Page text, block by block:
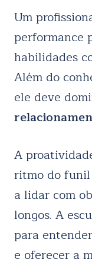
Um
performance
habilidades
Além do
ele deve
A
ritmo do
a lidar com
longos. A
para
e oferecer a